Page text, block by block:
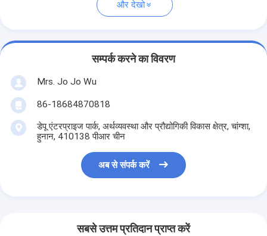
और देखो
सम्पर्क करने का विवरण
Mrs. Jo Jo Wu
86-18684870818
डेपू एंटरप्राइज पार्क, अर्थव्यवस्था और प्रौद्योगिकी विकास क्षेत्र, चांग्शा,
हुनान, 410138 पीआर चीन
अब से संपर्क करें
सबसे उत्तम प्रतिदान प्राप्त करें